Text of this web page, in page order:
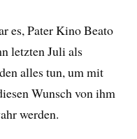
es, Pater Kino Beato
letzten Juli als
alles tun, um mit
Wunsch von ihm
werden.